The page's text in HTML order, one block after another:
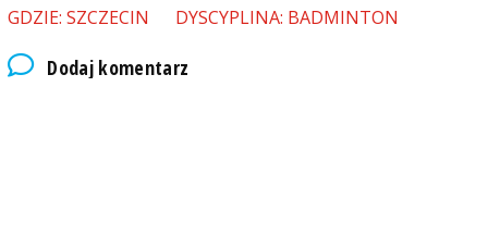
GDZIE: SZCZECIN DYSCYPLINA: BADMINTON
Dodaj komentarz